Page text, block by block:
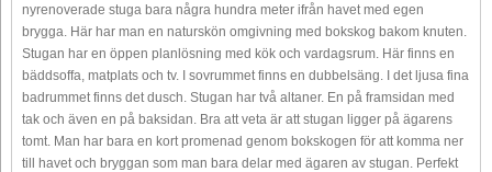
nyrenoverade stuga bara några hundra meter ifrån havet med egen
brygga. Här har man en naturskön omgivning med bokskog bakom knuten.
Stugan har en öppen planlösning med kök och vardagsrum. Här finns en
bäddsoffa, matplats och tv. I sovrummet finns en dubbelsäng. I det ljusa fina
badrummet finns det dusch. Stugan har två altaner. En på framsidan med
tak och även en på baksidan. Bra att veta är att stugan ligger på ägarens
tomt. Man har bara en kort promenad genom bokskogen för att komma ner
till havet och bryggan som man bara delar med ägaren av stugan. Perfekt